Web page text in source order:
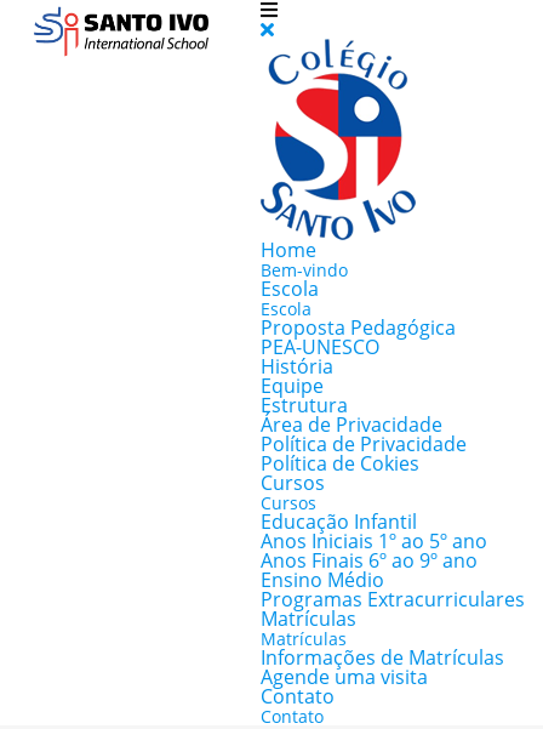
Home
Bem-vindo
Escola
Escola
Proposta Pedagógica
PEA-UNESCO
História
Equipe
Estrutura
Área de Privacidade
Política de Privacidade
Política de Cokies
Cursos
Cursos
Educação Infantil
Anos Iniciais 1º ao 5º ano
Anos Finais 6º ao 9º ano
Ensino Médio
Programas Extracurriculares
Matrículas
Matrículas
Informações de Matrículas
Agende uma visita
Contato
Contato